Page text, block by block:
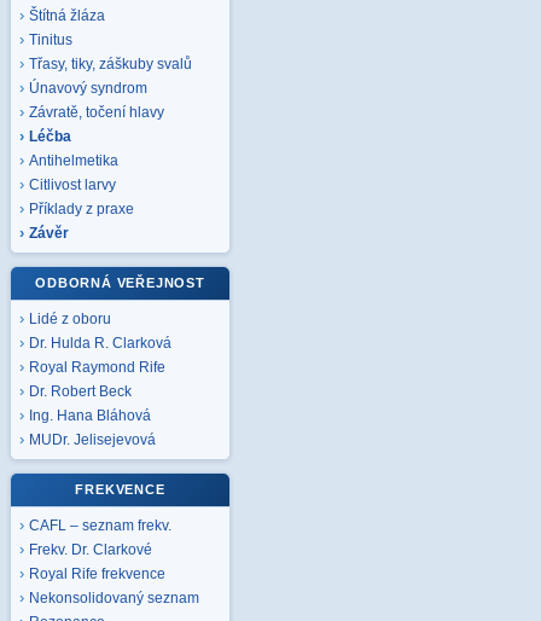
Štítná žláza
Tinitus
Třasy, tiky, záškuby svalů
Únavový syndrom
Závratě, točení hlavy
Léčba
Antihelmetika
Citlivost larvy
Příklady z praxe
Závěr
ODBORNÁ VEŘEJNOST
Lidé z oboru
Dr. Hulda R. Clarková
Royal Raymond Rife
Dr. Robert Beck
Ing. Hana Bláhová
MUDr. Jelisejevová
FREKVENCE
CAFL – seznam frekv.
Frekv. Dr. Clarkové
Royal Rife frekvence
Nekonsolidovaný seznam